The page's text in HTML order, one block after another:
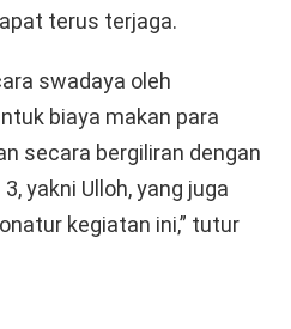
terus terjaga.
swadaya oleh
biaya makan para
secara bergiliran dengan
yakni Ulloh, yang juga
kegiatan ini,” tutur